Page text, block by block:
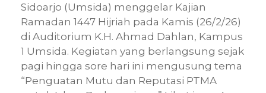
Sidoarjo (Umsida) menggelar Kajian
Ramadan 1447 Hijriah pada Kamis (26/2/26)
di Auditorium K.H. Ahmad Dahlan, Kampus
1 Umsida. Kegiatan yang berlangsung sejak
pagi hingga sore hari ini mengusung tema
“Penguatan Mutu dan Reputasi PTMA